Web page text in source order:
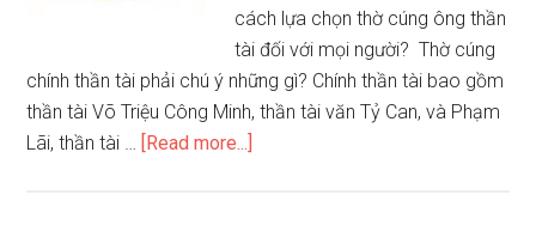
cách lựa chọn thờ cúng ông thần
tài đối với mọi người? Thờ cúng
chính thần tài phải chú ý những gì? Chính thần tài bao gồm
thần tài Võ Triệu Công Minh, thần tài văn Tỷ Can, và Phạm
Lãi, thần tài … [Read more...]